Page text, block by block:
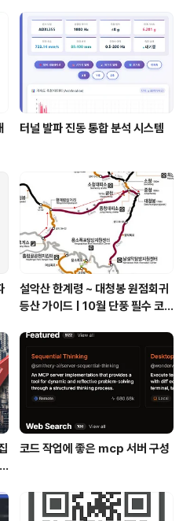
터널 발파 진동 통합 분석 시스템
설악산 한계령 ~ 대청봉 원점회귀
등산 가이드 | 10월 단풍 필수 코
코드 작업에 좋은 mcp 서버 구성